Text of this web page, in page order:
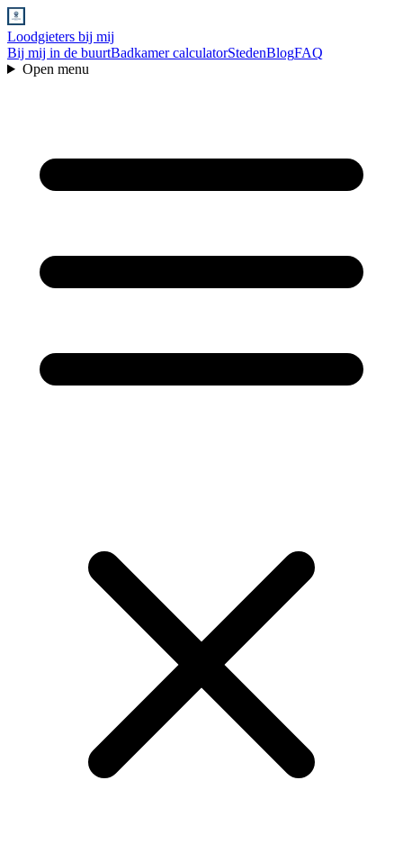
Loodgieters bij mij
Bij mij in de buurtBadkamer calculatorStedenBlogFAQ
Open menu